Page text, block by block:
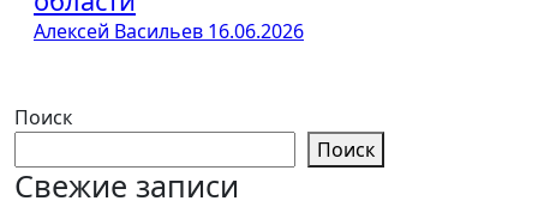
Алексей Васильев 16.06.2026
Поиск
Поиск
Свежие записи